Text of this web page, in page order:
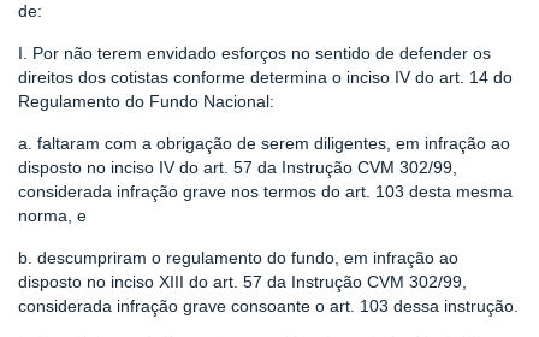
de:
I. Por não terem envidado esforços no sentido de defender os
direitos dos cotistas conforme determina o inciso IV do art. 14 do
Regulamento do Fundo Nacional:
a. faltaram com a obrigação de serem diligentes, em infração ao
disposto no inciso IV do art. 57 da Instrução CVM 302/99,
considerada infração grave nos termos do art. 103 desta mesma
norma, e
b. descumpriram o regulamento do fundo, em infração ao
disposto no inciso XIII do art. 57 da Instrução CVM 302/99,
considerada infração grave consoante o art. 103 dessa instrução.